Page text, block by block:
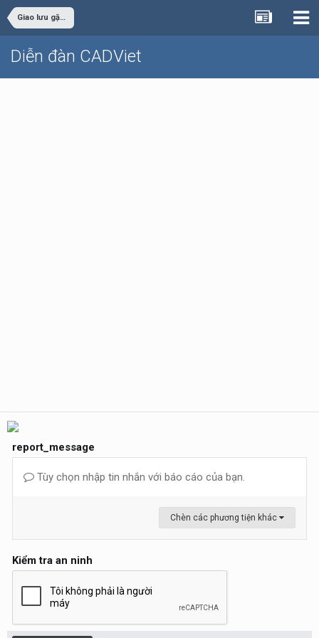
Giao lưu gặp gỡ
Diễn đàn CADViet
report_message
Tùy chọn nhập tin nhắn với báo cáo của bạn.
Chèn các phương tiện khác
Kiểm tra an ninh